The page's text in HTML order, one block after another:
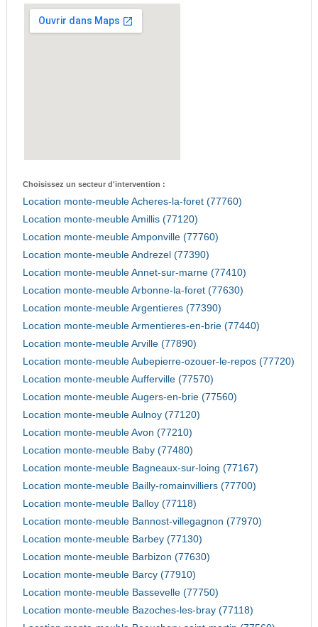
Choisissez un secteur d'intervention :
Location monte-meuble Acheres-la-foret (77760)
Location monte-meuble Amillis (77120)
Location monte-meuble Amponville (77760)
Location monte-meuble Andrezel (77390)
Location monte-meuble Annet-sur-marne (77410)
Location monte-meuble Arbonne-la-foret (77630)
Location monte-meuble Argentieres (77390)
Location monte-meuble Armentieres-en-brie (77440)
Location monte-meuble Arville (77890)
Location monte-meuble Aubepierre-ozouer-le-repos (77720)
Location monte-meuble Aufferville (77570)
Location monte-meuble Augers-en-brie (77560)
Location monte-meuble Aulnoy (77120)
Location monte-meuble Avon (77210)
Location monte-meuble Baby (77480)
Location monte-meuble Bagneaux-sur-loing (77167)
Location monte-meuble Bailly-romainvilliers (77700)
Location monte-meuble Balloy (77118)
Location monte-meuble Bannost-villegagnon (77970)
Location monte-meuble Barbey (77130)
Location monte-meuble Barbizon (77630)
Location monte-meuble Barcy (77910)
Location monte-meuble Bassevelle (77750)
Location monte-meuble Bazoches-les-bray (77118)